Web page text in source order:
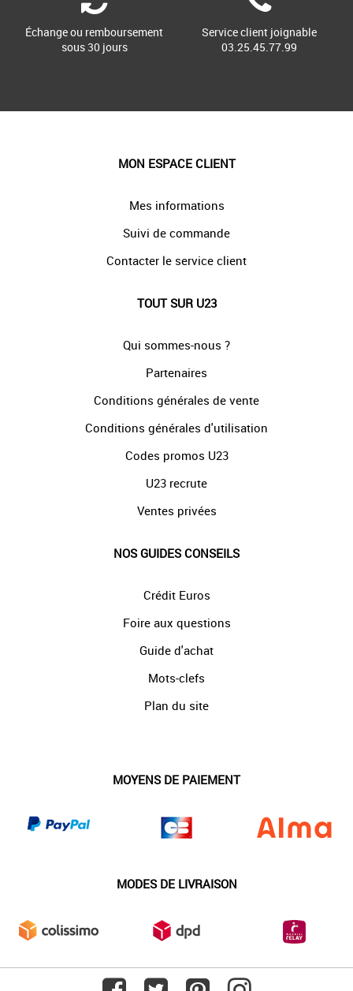
Échange ou remboursement
sous 30 jours
Service client joignable
03.25.45.77.99
MON ESPACE CLIENT
Mes informations
Suivi de commande
Contacter le service client
TOUT SUR U23
Qui sommes-nous ?
Partenaires
Conditions générales de vente
Conditions générales d'utilisation
Codes promos U23
U23 recrute
Ventes privées
NOS GUIDES CONSEILS
Crédit Euros
Foire aux questions
Guide d'achat
Mots-clefs
Plan du site
MOYENS DE PAIEMENT
MODES DE LIVRAISON